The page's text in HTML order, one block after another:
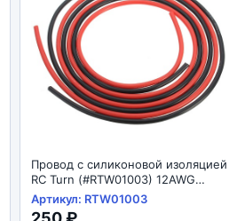
Провод с силиконовой изоляцией
RC Turn (#RTW01003) 12AWG
(680/0.08) OD:4.5 1m
Артикул: RTW01003